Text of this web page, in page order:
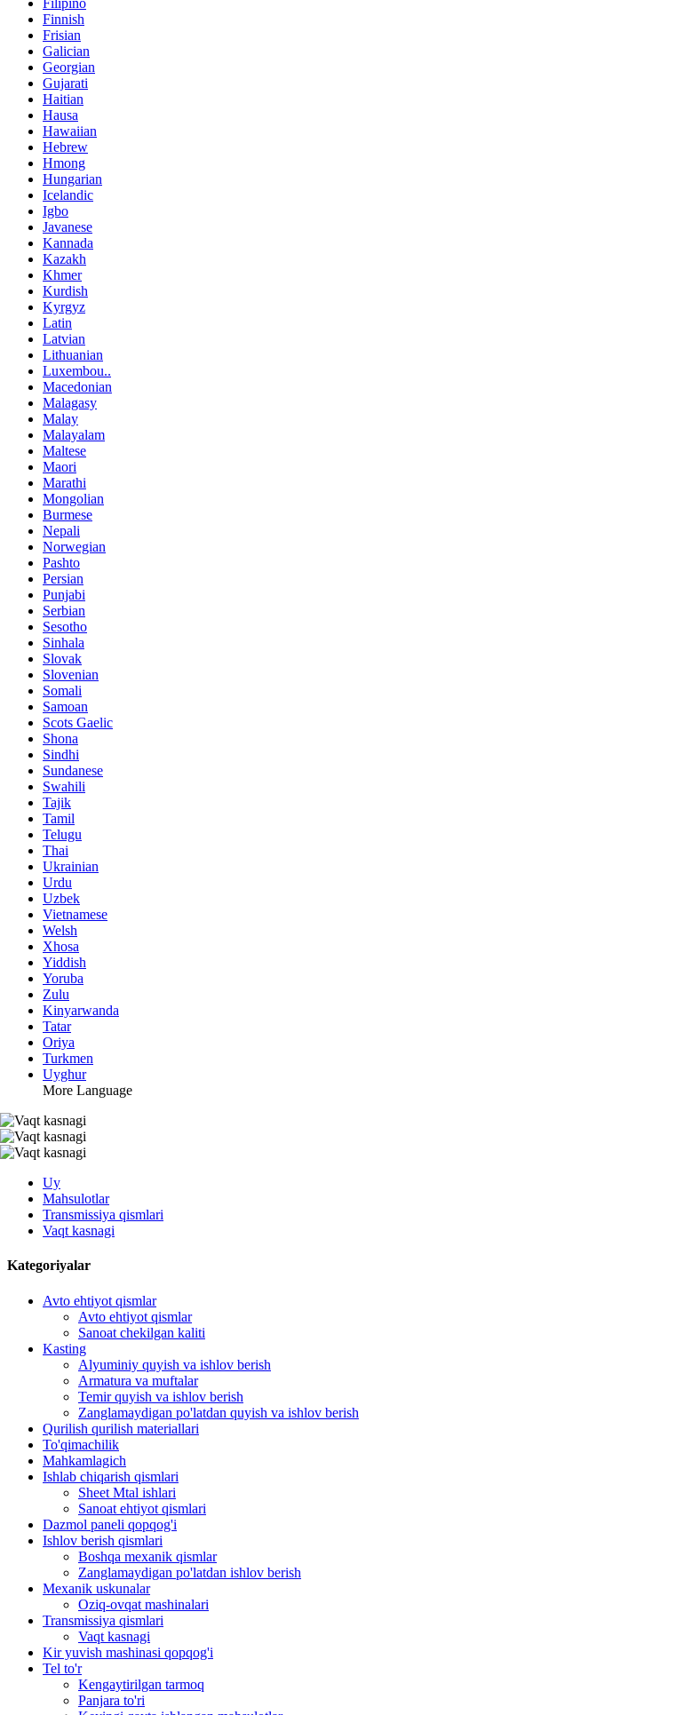
Filipino
Finnish
Frisian
Galician
Georgian
Gujarati
Haitian
Hausa
Hawaiian
Hebrew
Hmong
Hungarian
Icelandic
Igbo
Javanese
Kannada
Kazakh
Khmer
Kurdish
Kyrgyz
Latin
Latvian
Lithuanian
Luxembou..
Macedonian
Malagasy
Malay
Malayalam
Maltese
Maori
Marathi
Mongolian
Burmese
Nepali
Norwegian
Pashto
Persian
Punjabi
Serbian
Sesotho
Sinhala
Slovak
Slovenian
Somali
Samoan
Scots Gaelic
Shona
Sindhi
Sundanese
Swahili
Tajik
Tamil
Telugu
Thai
Ukrainian
Urdu
Uzbek
Vietnamese
Welsh
Xhosa
Yiddish
Yoruba
Zulu
Kinyarwanda
Tatar
Oriya
Turkmen
Uyghur
More Language
Uy
Mahsulotlar
Transmissiya qismlari
Vaqt kasnagi
Kategoriyalar
Avto ehtiyot qismlar
Avto ehtiyot qismlar
Sanoat chekilgan kaliti
Kasting
Alyuminiy quyish va ishlov berish
Armatura va muftalar
Temir quyish va ishlov berish
Zanglamaydigan po'latdan quyish va ishlov berish
Qurilish qurilish materiallari
To'qimachilik
Mahkamlagich
Ishlab chiqarish qismlari
Sheet Mtal ishlari
Sanoat ehtiyot qismlari
Dazmol paneli qopqog'i
Ishlov berish qismlari
Boshqa mexanik qismlar
Zanglamaydigan po'latdan ishlov berish
Mexanik uskunalar
Oziq-ovqat mashinalari
Transmissiya qismlari
Vaqt kasnagi
Kir yuvish mashinasi qopqog'i
Tel to'r
Kengaytirilgan tarmoq
Panjara to'ri